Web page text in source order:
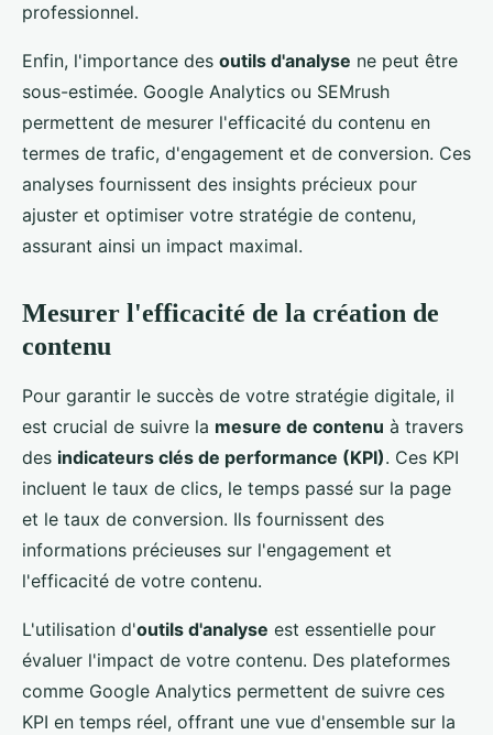
professionnel.
Enfin, l'importance des outils d'analyse ne peut être
sous-estimée. Google Analytics ou SEMrush
permettent de mesurer l'efficacité du contenu en
termes de trafic, d'engagement et de conversion. Ces
analyses fournissent des insights précieux pour
ajuster et optimiser votre stratégie de contenu,
assurant ainsi un impact maximal.
Mesurer l'efficacité de la création de
contenu
Pour garantir le succès de votre stratégie digitale, il
est crucial de suivre la mesure de contenu à travers
des indicateurs clés de performance (KPI). Ces KPI
incluent le taux de clics, le temps passé sur la page
et le taux de conversion. Ils fournissent des
informations précieuses sur l'engagement et
l'efficacité de votre contenu.
L'utilisation d'outils d'analyse est essentielle pour
évaluer l'impact de votre contenu. Des plateformes
comme Google Analytics permettent de suivre ces
KPI en temps réel, offrant une vue d'ensemble sur la